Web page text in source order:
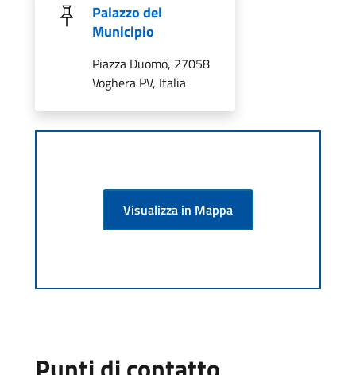
Palazzo del
Municipio
Piazza Duomo, 27058
Voghera PV, Italia
Visualizza in Mappa